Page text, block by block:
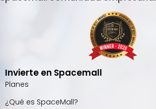
Invierte en Spacemall
Planes
¿Qué es SpaceMall?